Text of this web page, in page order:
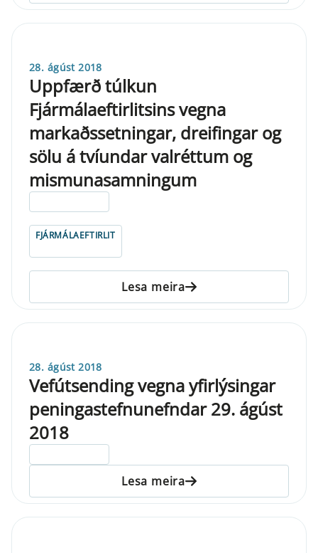
28. ágúst 2018
Uppfærð túlkun
Fjármálaeftirlitsins vegna
markaðssetningar, dreifingar og
sölu á tvíundar valréttum og
mismunasamningum
FJÁRMÁLAEFTIRLIT
Lesa meira
28. ágúst 2018
Vefútsending vegna yfirlýsingar
peningastefnunefndar 29. ágúst
2018
Lesa meira